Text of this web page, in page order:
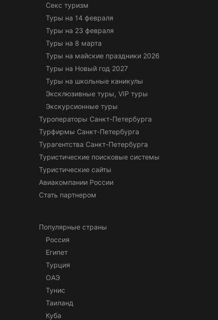
Секс туризм
Туры на 14 февраля
Туры на 23 февраля
Туры на 8 марта
Туры на майские праздники 2026
Туры на Новый год 2027
Туры на школьные каникулы
Эксклюзивные туры, VIP туры
Экскурсионные туры
Туроператоры Санкт-Петербурга
Турфирмы Санкт-Петербурга
Турагентства Санкт-Петербурга
Туристические поисковые системы
Туристические сайты
Авиакомпании России
Стать партнером
Популярные страны
Россия
Египет
Турция
ОАЭ
Тунис
Таиланд
Куба